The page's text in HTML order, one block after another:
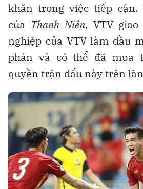
khăn trong việc tiếp cận.
của Thanh Niên, VTV
nghiệp của VTV làm đầu
phán và có thể đã mua
quyền trận đấu này trên